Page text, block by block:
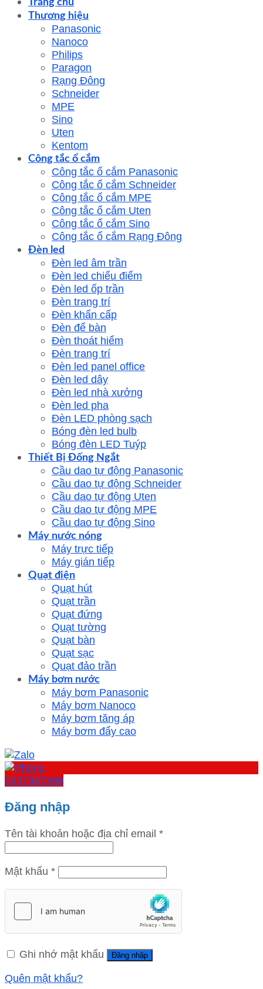
Thương hiệu
Panasonic
Nanoco
Philips
Paragon
Rạng Đông
Schneider
MPE
Sino
Uten
Kentom
Công tắc ổ cắm
Công tắc ổ cắm Panasonic
Công tắc ổ cắm Schneider
Công tắc ổ cắm MPE
Công tắc ổ cắm Uten
Công tắc ổ cắm Sino
Công tắc ổ cắm Rạng Đông
Đèn led
Đèn led âm trần
Đèn led chiếu điểm
Đèn led ốp trần
Đèn trang trí
Đèn khẩn cấp
Đèn để bàn
Đèn thoát hiểm
Đèn trang trí
Đèn led panel office
Đèn led dây
Đèn led nhà xưởng
Đèn led pha
Đèn LED phòng sạch
Bóng đèn led bulb
Bóng đèn LED Tuýp
Thiết Bị Đống Ngắt
Cầu dao tự động Panasonic
Cầu dao tự động Schneider
Cầu dao tự động Uten
Cầu dao tự động MPE
Cầu dao tự động Sino
Máy nước nóng
Máy trực tiếp
Máy gián tiếp
Quạt điện
Quạt hút
Quạt trần
Quạt đứng
Quạt tường
Quạt bàn
Quạt sạc
Quạt đảo trần
Máy bơm nước
Máy bơm Panasonic
Máy bơm Nanoco
Máy bơm tăng áp
Máy bơm đẩy cao
0937967269
Đăng nhập
Tên tài khoản hoặc địa chỉ email *
Mật khẩu *
Ghi nhớ mật khẩu Đăng nhập
Quên mật khẩu?